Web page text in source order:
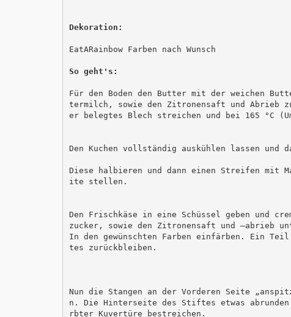
EatARainbow Farben nach Wunsch
So geht's:
Für den Boden den Butter mit der weichen
termilch, sowie den Zitronensaft und Abrieb
er belegtes Blech streichen und bei 165 °C
Den Kuchen vollständig auskühlen lassen
Diese halbieren und dann einen Streifen mit
ite stellen.
Den Frischkäse in eine Schüssel geben und
zucker, sowie den Zitronensaft und –abrieb
In den gewünschten Farben einfärben. Ein
tes zurückbleiben.
Nun die Stangen an der Vorderen Seite
n. Die Hinterseite des Stiftes etwas
rbter Kuvertüre bestreichen.